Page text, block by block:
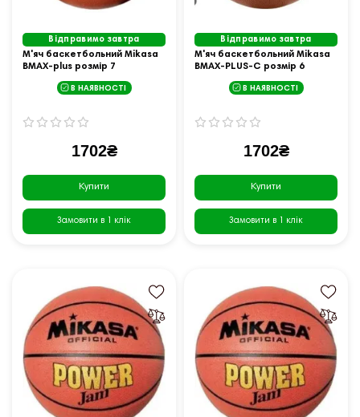
Відправимо завтра
М'яч баскетбольний Mikasa
BMAX-plus розмір 7
В НАЯВНОСТІ
1702₴
Купити
Замовити в 1 клік
Відправимо завтра
М'яч баскетбольний Mikasa
BMAX-PLUS-C розмір 6
В НАЯВНОСТІ
1702₴
Купити
Замовити в 1 клік